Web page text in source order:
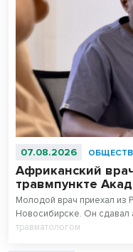
07.08.2026
Африканский
травмпункте
Молодой врач приехал из
Новосибирске. Он сдавал
травматологом.